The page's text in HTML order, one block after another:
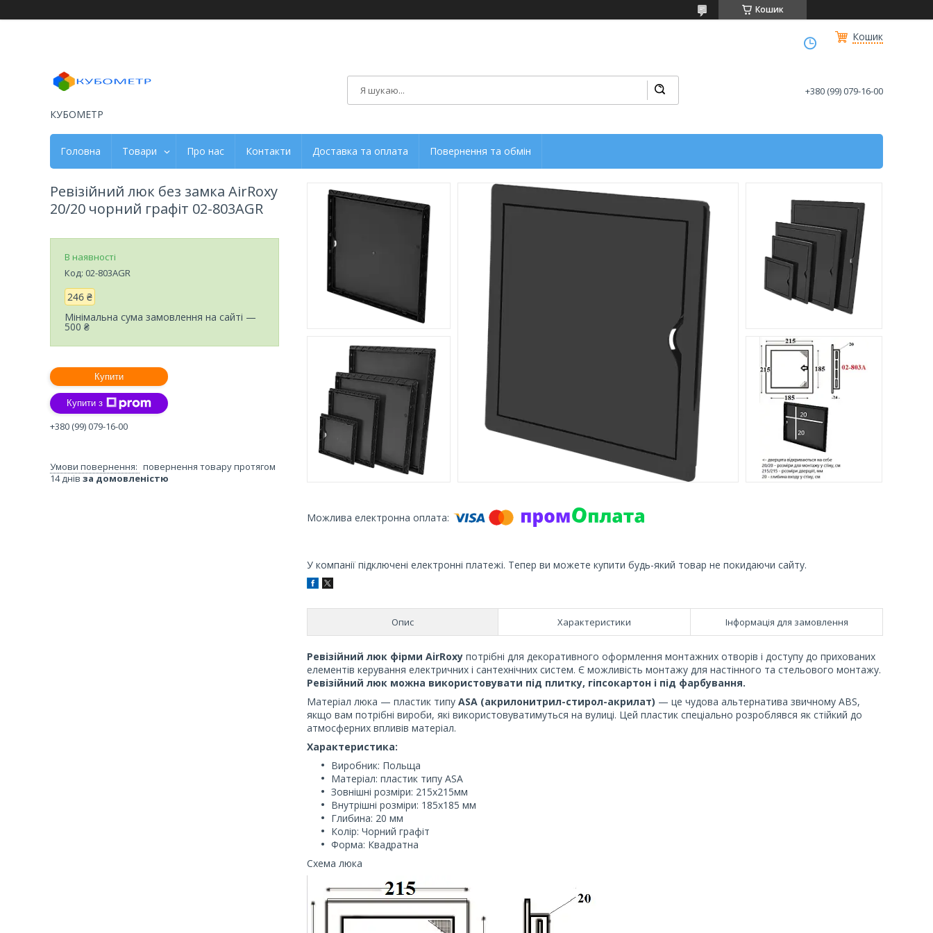
Кошик
Кошик
КУБОМЕТР
+380 (99) 079-16-00
Головна Товари Про нас Контакти Доставка та оплата Повернення та обмін
У компанії підключені електронні платежі. Тепер ви можете купити будь-який товар не покидаючи сайту.
Опис Характеристики Інформація для замовлення
Ревізійний люк фірми AirRoxy потрібні для декоративного оформлення монтажних отворів і доступу до прихованих
елементів керування електричних і сантехнічних систем. Є можливість монтажу для настінного та стельового монтажу.
Ревізійний люк можна використовувати під плитку, гіпсокартон і під фарбування.
Матеріал люка — пластик типу ASA (акрилонитрил-стирол-акрилат) — це чудова альтернатива звичному ABS,
якщо вам потрібні вироби, які використовуватимуться на вулиці. Цей пластик спеціально розроблявся як стійкий до
атмосферних впливів матеріал.
Характеристика:
Виробник: Польща
Матеріал: пластик типу ASA
Зовнішні розміри: 215х215мм
Внутрішні розміри: 185х185 мм
Глибина: 20 мм
Колір: Чорний графіт
Форма: Квадратна
Схема люка
Ревізійний люк без замка AirRoxy
20/20 чорний графіт 02-803AGR
В наявності
Код: 02-803АGR
246 ₴
Мінімальна сума замовлення на сайті —
500 ₴
Купити
Купити з
+380 (99) 079-16-00
повернення товару протягом
14 днів за домовленістю